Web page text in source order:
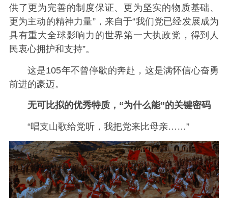
供了更为完善的制度保证、更为坚实的物质基础、
更为主动的精神力量”，来自于“我们党已经发展成为
具有重大全球影响力的世界第一大执政党，得到人
民衷心拥护和支持”。
这是105年不曾停歇的奔赴，这是满怀信心奋勇
前进的豪迈。
无可比拟的优秀特质，“为什么能”的关键密码
“唱支山歌给党听，我把党来比母亲……”